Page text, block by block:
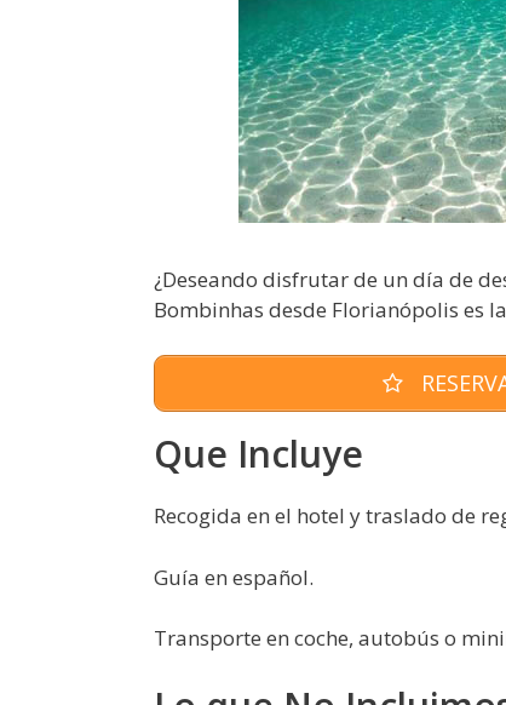
¿Deseando disfrutar de un día de
Bombinhas desde Florianópolis es
Que Incluye
Recogida en el hotel y traslado de
Guía en español.
Transporte en coche, autobús o